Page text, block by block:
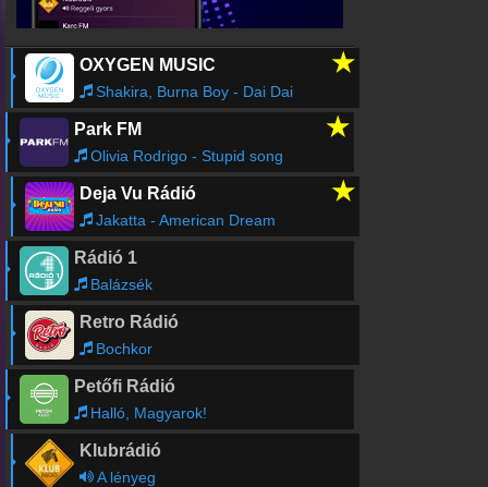
OXYGEN MUSIC ★
Shakira, Burna Boy - Dai Dai
Park FM ★
Olivia Rodrigo - Stupid song
Deja Vu Rádió ★
Jakatta - American Dream
Rádió 1
Balázsék
Retro Rádió
Bochkor
Petőfi Rádió
Halló, Magyarok!
Klubrádió
A lényeg